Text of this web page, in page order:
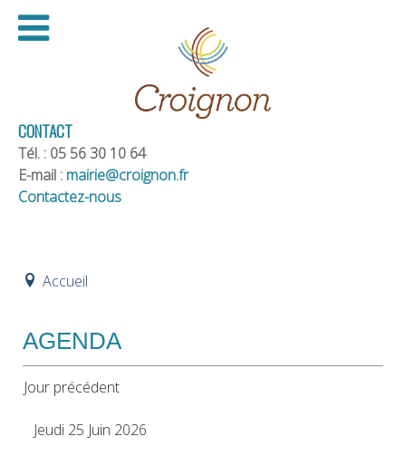
CONTACT
Tél. : 05 56 30 10 64
E-mail : mairie@croignon.fr
Contactez-nous
Accueil
AGENDA
Jour précédent
Jeudi 25 Juin 2026